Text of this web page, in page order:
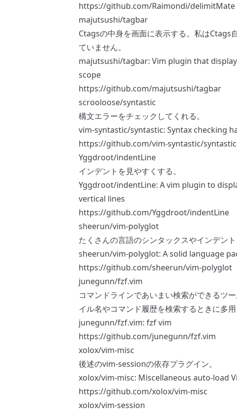
https://github.com/Raimondi/delimitMate
majutsushi/tagbar
Ctagsの中身を画面に表示する。私はCtags
ていません。
majutsushi/tagbar: Vim plugin that
scope
https://github.com/majutsushi/tagbar
scrooloose/syntastic
構文エラーをチェックしてくれる。
vim-syntastic/syntastic: Syntax checking
https://github.com/vim-syntastic/syntastic
Yggdroot/indentLine
インデントを見やすくする。
Yggdroot/indentLine: A vim plugin to
vertical lines
https://github.com/Yggdroot/indentLine
sheerun/vim-polyglot
たくさんの言語のシンタックスやインデント
sheerun/vim-polyglot: A solid language
https://github.com/sheerun/vim-polyglot
junegunn/fzf.vim
コマンドラインであいまい検索ができるツ
イル名やコマンド履歴を検索するときに多用
junegunn/fzf.vim: fzf vim
https://github.com/junegunn/fzf.vim
xolox/vim-misc
後述のvim-sessionの依存プラグイン。
xolox/vim-misc: Miscellaneous auto-load
https://github.com/xolox/vim-misc
xolox/vim-session